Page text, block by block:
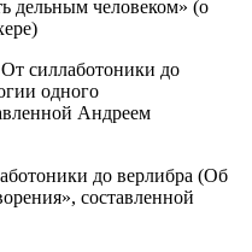
человеком» (о
до верлибра (Об
составленной